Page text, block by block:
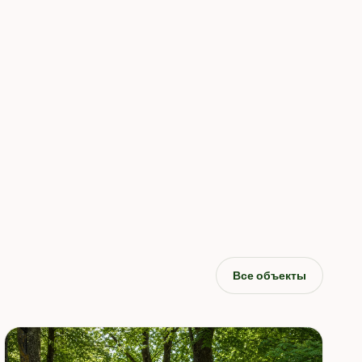
Все объекты